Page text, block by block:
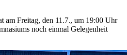
am Freitag, den 11.7., um 19:00 Uhr
noch einmal Gelegenheit